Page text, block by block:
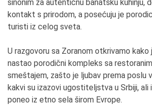
sinonim za autentičnu banatsku kuhinju,
kontakt s prirodom, a posećuju je
turisti iz celog sveta.
U razgovoru sa Zoranom otkrivamo kako
nastao porodični kompleks sa
smeštajem, zašto je ljubav prema poslu
kakvi su izazovi ugostiteljstva u Srbiji, ali
poneo iz etno sela širom Evrope.